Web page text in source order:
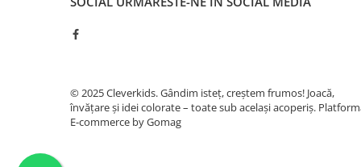
© 2025 Cleverkids. Gândim isteț, creștem frumos! Joacă,
învățare și idei colorate – toate sub același acoperiș.
E-commerce by Gomag